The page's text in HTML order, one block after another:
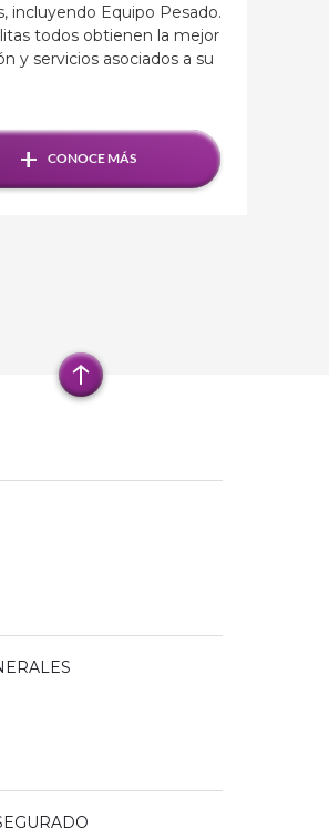
incluyendo Equipo Pesado.
todos obtienen la mejor
y servicios asociados a su
+ CONOCE MÁS